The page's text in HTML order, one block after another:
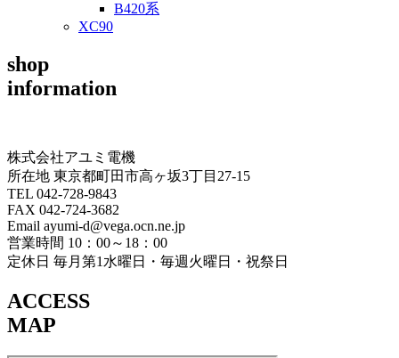
B420系
XC90
shop
information
株式会社アユミ電機
所在地 東京都町田市高ヶ坂3丁目27‐15
TEL 042-728-9843
FAX 042-724-3682
Email ayumi-d@vega.ocn.ne.jp
営業時間 10：00～18：00
定休日 毎月第1水曜日・毎週火曜日・祝祭日
ACCESS
MAP